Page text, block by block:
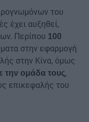
του
έχει αυξηθεί,
Περίπου 100
στην εφαρμογή
στην Κίνα, όμως
την ομάδα τους,
επικεφαλής του